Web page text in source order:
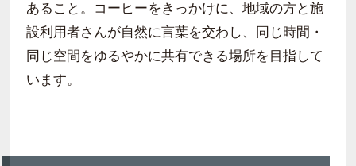
あること。コーヒーをきっかけに、地域の方と施
設利用者さんが自然に言葉を交わし、同じ時間・
同じ空間をゆるやかに共有できる場所を目指して
います。